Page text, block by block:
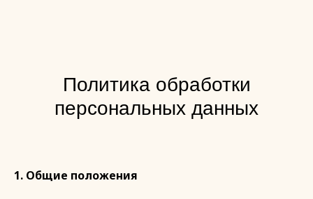
Политика обработки
персональных данных
1. Общие положения